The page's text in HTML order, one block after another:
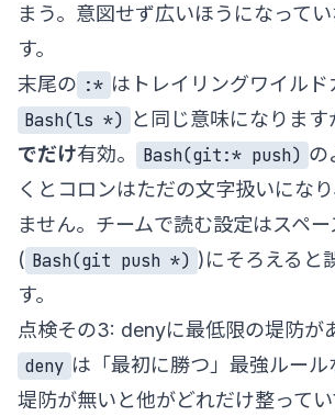
まう。意図せず広いほうになって
す。
末尾の :* はトレイリングワイルド
Bash(ls *) と同じ意味になります
でだけ有効。 Bash(git:* push) の
くとコロンはただの文字扱いにな
ません。チームで読む設定はスペー
( Bash(git push *) )にそろえると
す。
点検その3: denyに最低限の堤防が
deny は「最初に勝つ」最強ルール
堤防が無いと他がどれだけ整ってい